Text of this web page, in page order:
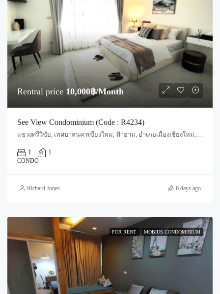
Rentral price 10,000฿/Month
See View Condominium (Code : R4234)
1 1
CONDO
Richard Jones 6 days ago
FOR RENT MOBIUS CONDOMINIUM